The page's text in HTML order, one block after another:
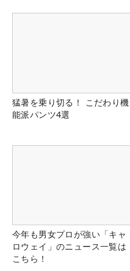
猛暑を乗り切る！ こだわり機
能派パンツ4選
今年も男女プロが強い「キャ
ロウェイ」のニュース一覧は
こちら！